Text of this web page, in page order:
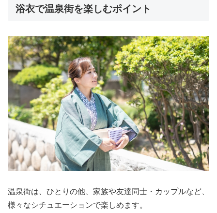
浴衣で温泉街を楽しむポイント
温泉街は、ひとりの他、家族や友達同士・カップルなど、
様々なシチュエーションで楽しめます。